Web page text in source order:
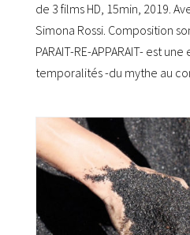
de 3 films HD, 15min, 2019.
Simona Rossi. Composition
PARAIT-RE-APPARAIT- est
temporalités -du mythe au